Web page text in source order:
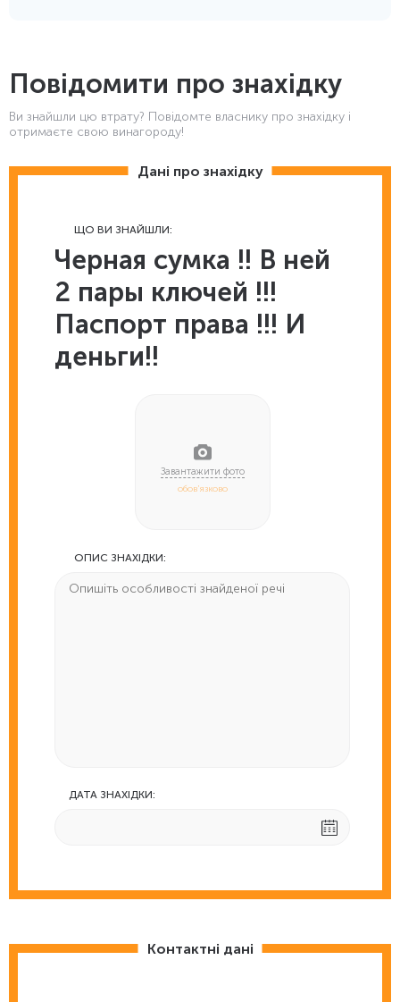
Повідомити про знахідку
Ви знайшли цю втрату? Повідомте власнику про знахідку і
отримаєте свою винагороду!
Дані про знахідку
ЩО ВИ ЗНАЙШЛИ:
Черная сумка !! В ней
2 пары ключей !!!
Паспорт права !!! И
деньги!!
обов'язково
ОПИС ЗНАХІДКИ:
ДАТА ЗНАХІДКИ:
Контактні дані